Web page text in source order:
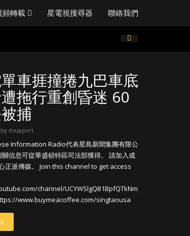
頻轉載 星電視搜尋器 聯絡我們
車捱撞捲九巴車底
拖行重創昏迷 60
捕
by itsupport
Information Radio代表星島新聞集團有限公
信息可從華盛頓特區司法部獲得。 請加入成
正派傳媒。 Join this channel to get access
channel/UCYWSlgQB1BpfQTkNm_P5qIw/join
www.buymeacoffee.com/singtaousa